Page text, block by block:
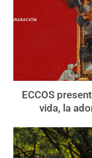
ECCOS
vida, la